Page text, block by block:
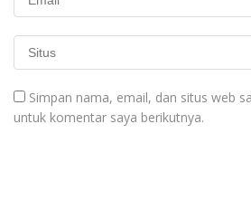
Simpan nama, email, dan situs web
untuk komentar saya berikutnya.